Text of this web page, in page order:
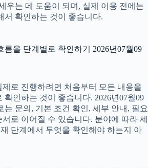
우는 데 도움이 되며, 실제 이용 전에는
서 확인하는 것이 좋습니다.
름을 단계별로 확인하기 2026년07월09
로 진행하려면 처음부터 모든 내용을
확인하는 것이 좋습니다. 2026년07월09
는 문의, 기본 조건 확인, 세부 안내, 필요
로 이어질 수 있습니다. 분야에 따라 세
단계에서 무엇을 확인해야 하는지 아